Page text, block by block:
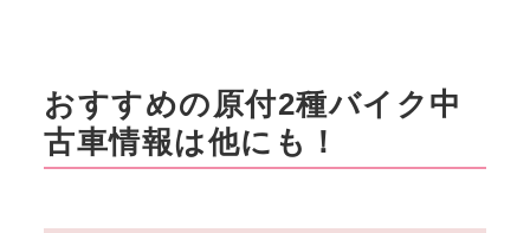
2018年にホンダから発売された
原付二種モデル『スーパーカブ
C125』の2018～2020年モデル
の中古車はいくらで買る？
おすすめの原付2種バイク中
古車情報は他にも！